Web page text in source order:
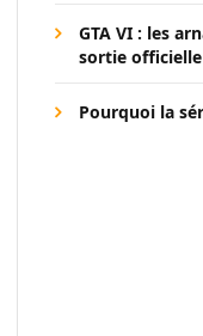
GTA VI : les
sortie officielle
Pourquoi la